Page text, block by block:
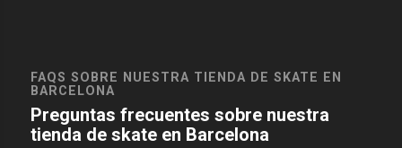
FAQS SOBRE NUESTRA TIENDA DE SKATE EN
BARCELONA
Preguntas frecuentes sobre nuestra
tienda de skate en Barcelona